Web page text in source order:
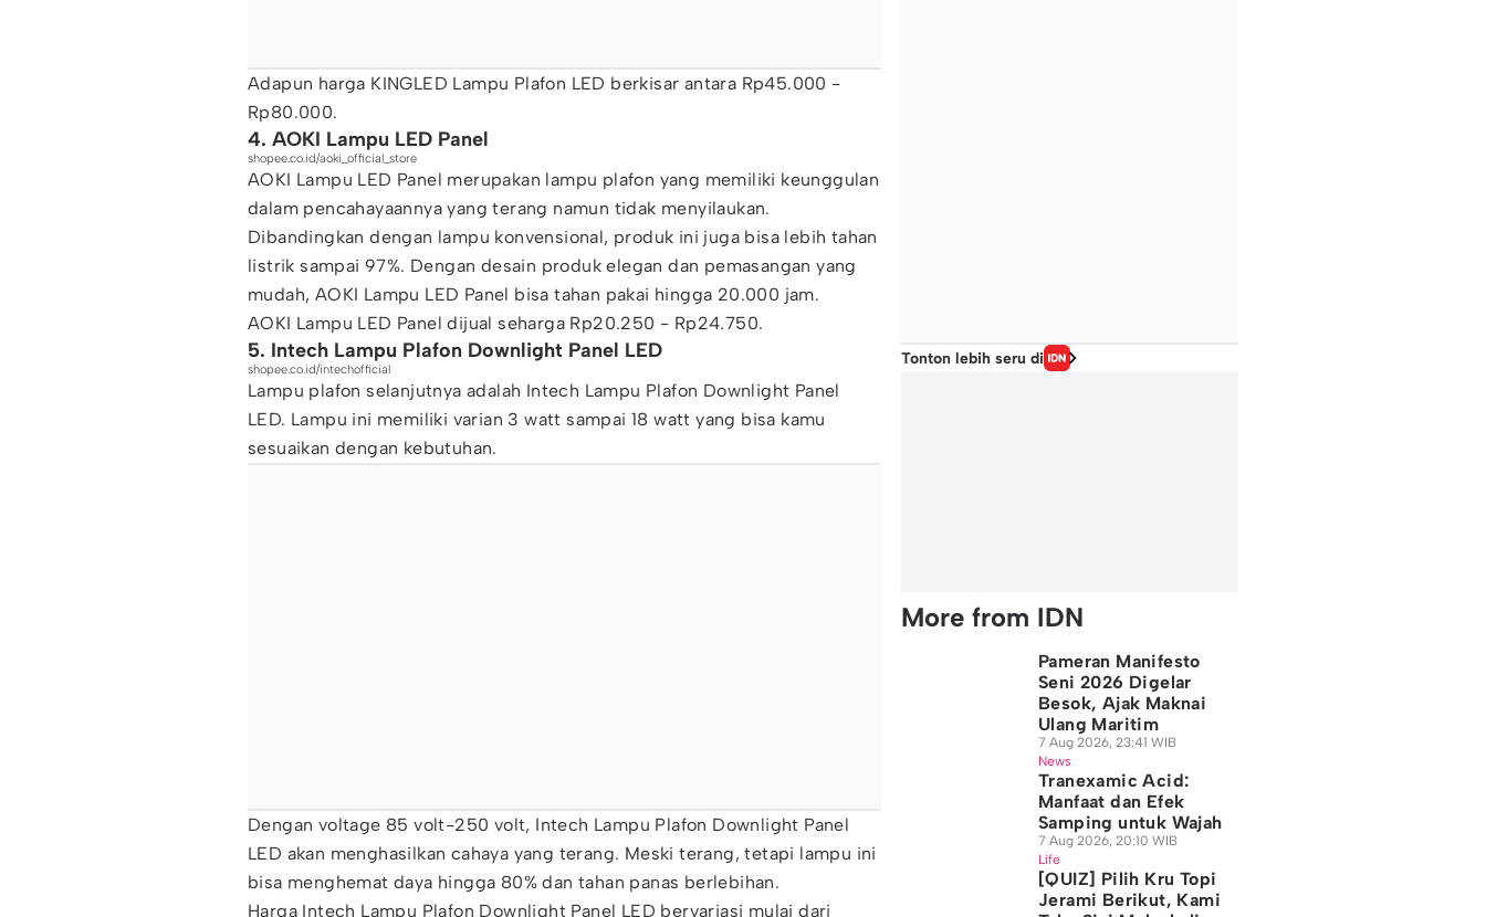
Adapun harga KINGLED Lampu Plafon LED berkisar antara Rp45.000 -
Rp80.000.
4. AOKI Lampu LED Panel
shopee.co.id/aoki_official_store
AOKI Lampu LED Panel merupakan lampu plafon yang memiliki keunggulan
dalam pencahayaannya yang terang namun tidak menyilaukan.
Dibandingkan dengan lampu konvensional, produk ini juga bisa lebih tahan
listrik sampai 97%. Dengan desain produk elegan dan pemasangan yang
mudah, AOKI Lampu LED Panel bisa tahan pakai hingga 20.000 jam.
AOKI Lampu LED Panel dijual seharga Rp20.250 - Rp24.750.
5. Intech Lampu Plafon Downlight Panel LED
shopee.co.id/intechofficial
Lampu plafon selanjutnya adalah Intech Lampu Plafon Downlight Panel
LED. Lampu ini memiliki varian 3 watt sampai 18 watt yang bisa kamu
sesuaikan dengan kebutuhan.
Dengan voltage 85 volt-250 volt, Intech Lampu Plafon Downlight Panel
LED akan menghasilkan cahaya yang terang. Meski terang, tetapi lampu ini
bisa menghemat daya hingga 80% dan tahan panas berlebihan.
Harga Intech Lampu Plafon Downlight Panel LED bervariasi mulai dari
Tonton lebih seru di
More from IDN
Pameran Manifesto
Seni 2026 Digelar
Besok, Ajak Maknai
Ulang Maritim
7 Aug 2026, 23:41 WIB
News
Tranexamic Acid:
Manfaat dan Efek
Samping untuk Wajah
7 Aug 2026, 20:10 WIB
Life
[QUIZ] Pilih Kru Topi
Jerami Berikut, Kami